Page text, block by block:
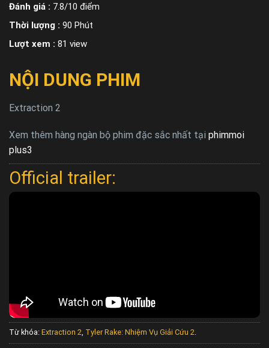
Đánh giá : 7.8/10 điểm
Thời lượng : 90 Phút
Lượt xem : 81 view
NỘI DUNG PHIM
Extraction 2
Xem thêm hàng ngàn bộ phim đặc sắc nhất tại phimmoi
plus3
Official trailer:
Từ khóa: Extraction 2, Tyler Rake: Nhiệm Vụ Giải Cứu 2.